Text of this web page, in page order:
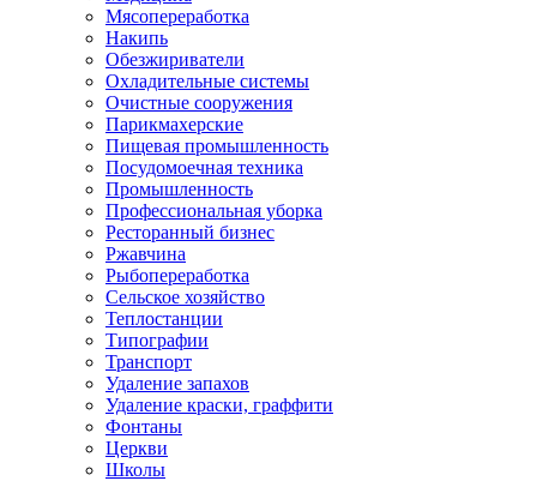
Мясопереработка
Накипь
Обезжириватели
Охладительные системы
Очистные сооружения
Парикмахерские
Пищевая промышленность
Посудомоечная техника
Промышленность
Профессиональная уборка
Ресторанный бизнес
Ржавчина
Рыбопереработка
Сельское хозяйство
Теплостанции
Типографии
Транспорт
Удаление запахов
Удаление краски, граффити
Фонтаны
Церкви
Школы